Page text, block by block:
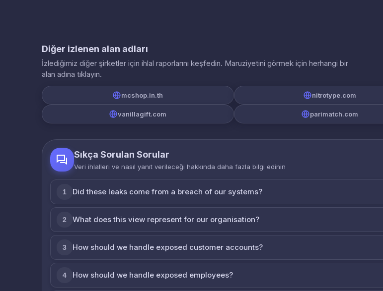
Diğer izlenen alan adları
İzlediğimiz diğer şirketler için ihlal raporlarını keşfedin. Maruziyetini görmek için herhangi bir
alan adına tıklayın.
mcshop.in.th nitrotype.com
vanillagift.com parimatch.com
Sıkça Sorulan Sorular
Veri ihlalleri ve nasıl yanıt verileceği hakkında daha fazla bilgi edinin
1 Did these leaks come from a breach of our systems?
2 What does this view represent for our organisation?
3 How should we handle exposed customer accounts?
4 How should we handle exposed employees?